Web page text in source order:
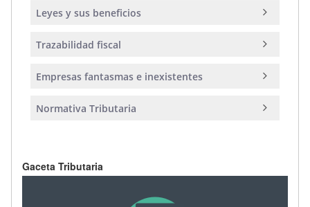
Leyes y sus beneficios
Trazabilidad fiscal
Empresas fantasmas e inexistentes
Normativa Tributaria
Gaceta Tributaria